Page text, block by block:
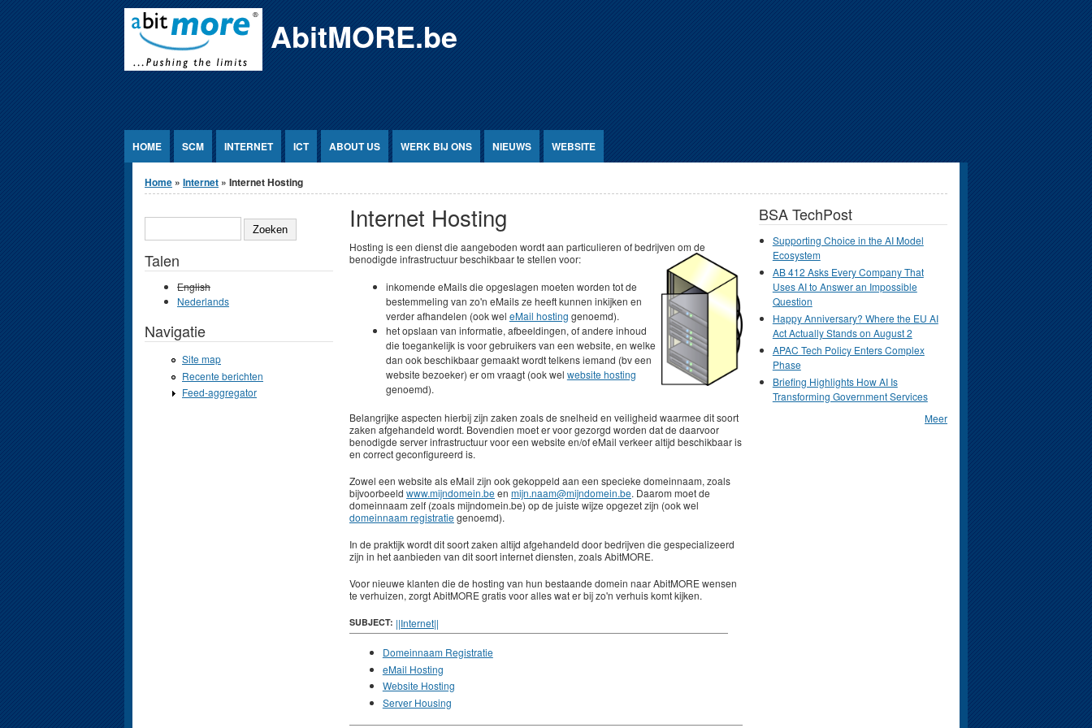
AbitMORE.be
HOME SCM INTERNET ICT ABOUT US WERK BIJ ONS NIEUWS WEBSITE
U bent hier
Home » Internet » Internet Hosting
Internet Hosting
Hosting is een dienst die aangeboden wordt aan particulieren of bedrijven om de
benodigde infrastructuur beschikbaar te stellen voor:
inkomende eMails die opgeslagen moeten worden tot de
bestemmeling van zo'n eMails ze heeft kunnen inkijken en
verder afhandelen (ook wel eMail hosting genoemd).
het opslaan van informatie, afbeeldingen, of andere inhoud
die toegankelijk is voor gebruikers van een website, en welke
dan ook beschikbaar gemaakt wordt telkens iemand (bv een
website bezoeker) er om vraagt (ook wel website hosting
genoemd).
Belangrijke aspecten hierbij zijn zaken zoals de snelheid en veiligheid waarmee dit soort
zaken afgehandeld wordt. Bovendien moet er voor gezorgd worden dat de daarvoor
benodigde server infrastructuur voor een website en/of eMail verkeer altijd beschikbaar is
en correct geconfigureerd is.
Zowel een website als eMail zijn ook gekoppeld aan een specieke domeinnaam, zoals
bijvoorbeeld www.mijndomein.be en mijn.naam@mijndomein.be. Daarom moet de
domeinnaam zelf (zoals mijndomein.be) op de juiste wijze opgezet zijn (ook wel
domeinnaam registratie genoemd).
In de praktijk wordt dit soort zaken altijd afgehandeld door bedrijven die gespecializeerd
zijn in het aanbieden van dit soort internet diensten, zoals AbitMORE.
Voor nieuwe klanten die de hosting van hun bestaande domein naar AbitMORE wensen
te verhuizen, zorgt AbitMORE gratis voor alles wat er bij zo'n verhuis komt kijken.
SUBJECT: ||Internet||
Domeinnaam Registratie
eMail Hosting
Website Hosting
Server Housing
Talen
English
Nederlands
Navigatie
Site map
Recente berichten
Feed-aggregator
BSA TechPost
Supporting Choice in the AI Model
Ecosystem
AB 412 Asks Every Company That
Uses AI to Answer an Impossible
Question
Happy Anniversary? Where the EU AI
Act Actually Stands on August 2
APAC Tech Policy Enters Complex
Phase
Briefing Highlights How AI Is
Transforming Government Services
Meer